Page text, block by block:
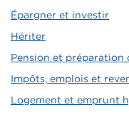
Épargner et investir
Hériter
Pension et préparation
Impôts, emplois et
Logement et emprunt